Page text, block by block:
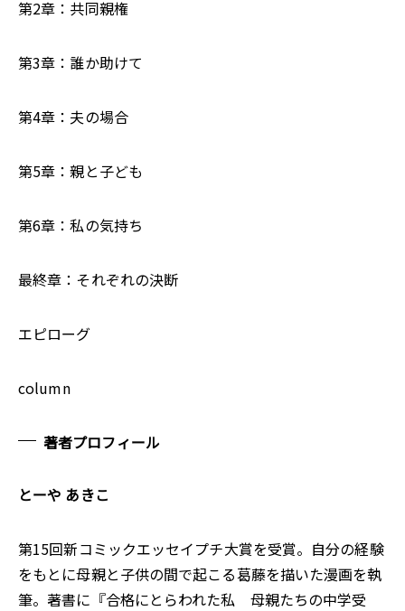
第2章：共同親権
第3章：誰か助けて
第4章：夫の場合
第5章：親と子ども
第6章：私の気持ち
最終章：それぞれの決断
エピローグ
column
著者プロフィール
とーや あきこ
第15回新コミックエッセイプチ大賞を受賞。自分の経験
をもとに母親と子供の間で起こる葛藤を描いた漫画を執
筆。著書に『合格にとらわれた私 母親たちの中学受